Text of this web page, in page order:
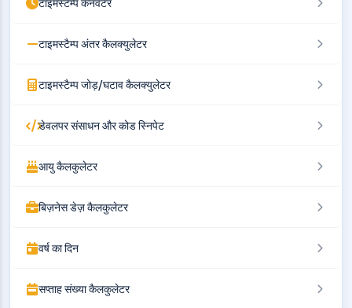
टाइमस्टैम्प अंतर कैलक्युलेटर
टाइमस्टैम्प जोड़/घटाव कैलक्युलेटर
डेवलपर संसाधन और कोड स्निपेट
आयु कैलकुलेटर
बिज़नेस डेज़ कैलकुलेटर
वर्ष का दिन
सप्ताह संख्या कैलकुलेटर